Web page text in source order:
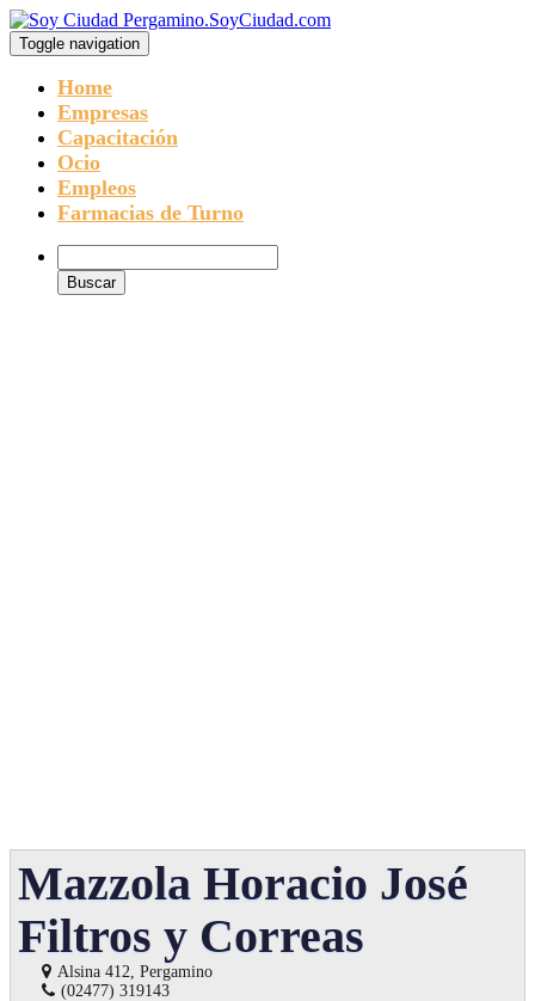
Toggle navigation
Home
Empresas
Capacitación
Ocio
Empleos
Farmacias de Turno
Mazzola Horacio José
Filtros y Correas
Alsina 412, Pergamino
(02477) 319143